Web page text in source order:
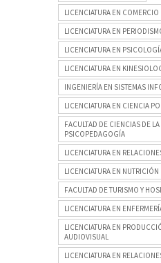
LICENCIATURA EN
LICENCIATURA EN
LICENCIATURA EN
LICENCIATURA EN
INGENIERÍA EN SISTEMAS
LICENCIATURA EN CIENCIA
FACULTAD DE CIENCIAS DE
PSICOPEDAGOGÍA
LICENCIATURA EN
LICENCIATURA EN NUTRICIÓN
FACULTAD DE TURISMO Y
LICENCIATURA EN
LICENCIATURA EN
AUDIOVISUAL
LICENCIATURA EN